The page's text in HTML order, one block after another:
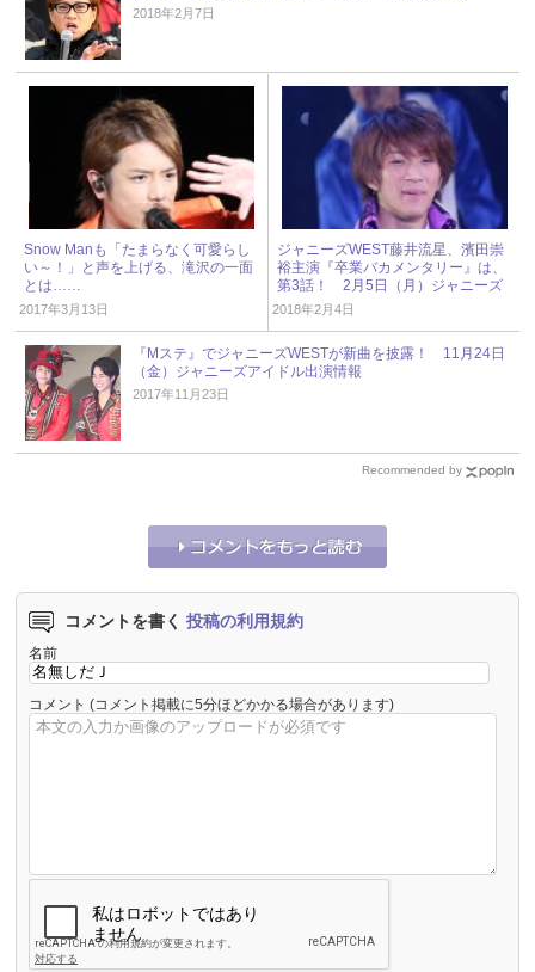
2018年2月7日
Snow Manも「たまらなく可愛らし
い～！」と声を上げる、滝沢の一面
とは……
2017年3月13日
ジャニーズWEST藤井流星、濱田崇
裕主演『卒業バカメンタリー』は、
第3話！ 2月5日（月）ジャニーズ
アイドル出演情報
2018年2月4日
『Mステ』でジャニーズWESTが新曲を披露！ 11月24日
（金）ジャニーズアイドル出演情報
2017年11月23日
Recommended by
コメントを書く 投稿の利用規約
名前
コメント (コメント掲載に5分ほどかかる場合があります)